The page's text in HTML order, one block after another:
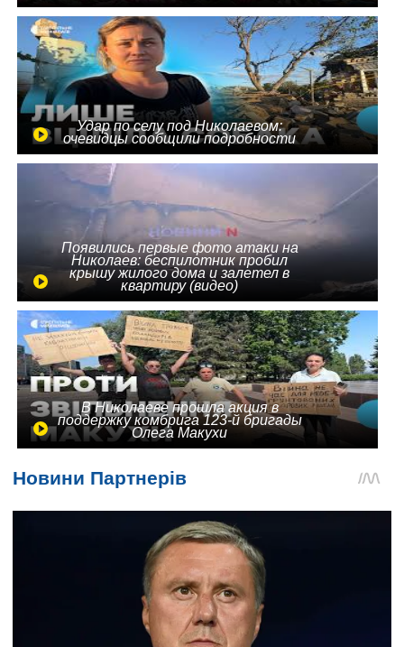
Удар по селу под Николаевом:
очевидцы сообщили подробности
Появились первые фото атаки на
Николаев: беспилотник пробил
крышу жилого дома и залетел в
квартиру (видео)
В Николаеве прошла акция в
поддержку комбрига 123-й бригады
Олега Макухи